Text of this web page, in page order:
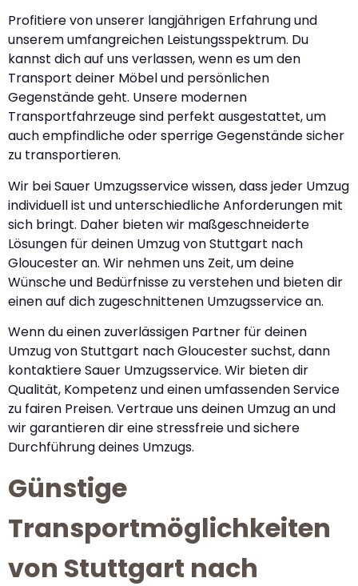
Profitiere von unserer langjährigen Erfahrung und
unserem umfangreichen Leistungsspektrum. Du
kannst dich auf uns verlassen, wenn es um den
Transport deiner Möbel und persönlichen
Gegenstände geht. Unsere modernen
Transportfahrzeuge sind perfekt ausgestattet, um
auch empfindliche oder sperrige Gegenstände sicher
zu transportieren.
Wir bei Sauer Umzugsservice wissen, dass jeder Umzug
individuell ist und unterschiedliche Anforderungen mit
sich bringt. Daher bieten wir maßgeschneiderte
Lösungen für deinen Umzug von Stuttgart nach
Gloucester an. Wir nehmen uns Zeit, um deine
Wünsche und Bedürfnisse zu verstehen und bieten dir
einen auf dich zugeschnittenen Umzugsservice an.
Wenn du einen zuverlässigen Partner für deinen
Umzug von Stuttgart nach Gloucester suchst, dann
kontaktiere Sauer Umzugsservice. Wir bieten dir
Qualität, Kompetenz und einen umfassenden Service
zu fairen Preisen. Vertraue uns deinen Umzug an und
wir garantieren dir eine stressfreie und sichere
Durchführung deines Umzugs.
Günstige
Transportmöglichkeiten
von Stuttgart nach